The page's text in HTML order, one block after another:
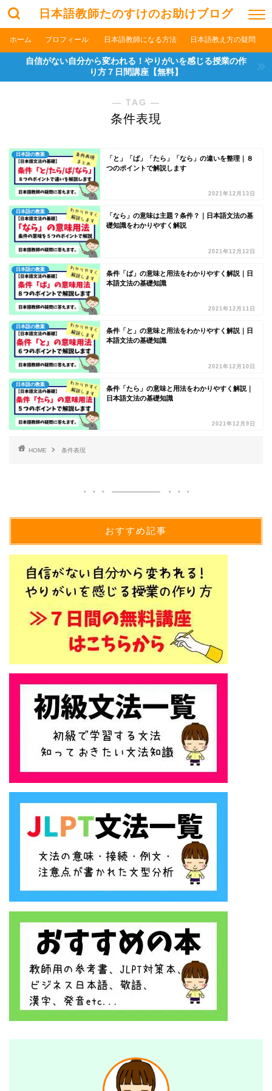
日本語教師たのすけのお助けブログ
ホーム プロフィール 日本語教師になる方法 日本語教え方の疑問
自信がない自分から変われる！やりがいを感じる授業の作
り方７日間講座【無料】
― TAG ―
条件表現
日本語の教案
「と」「ば」「たら」「なら」の違いを整理｜８
つのポイントで解説します
2021年12月13日
日本語の教案
「なら」の意味は主題？条件？｜日本語文法の基
礎知識をわかりやすく解説
2021年12月12日
日本語の教案
条件「ば」の意味と用法をわかりやすく解説｜日
本語文法の基礎知識
2021年12月11日
日本語の教案
条件「と」の意味と用法をわかりやすく解説｜日
本語文法の基礎知識
2021年12月10日
日本語の教案
条件「たら」の意味と用法をわかりやすく解説｜
日本語文法の基礎知識
2021年12月9日
HOME 条件表現
おすすめ記事